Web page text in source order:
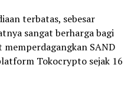
terbatas, sebesar
sangat berharga bagi
memperdagangkan SAND
Tokocrypto sejak 16